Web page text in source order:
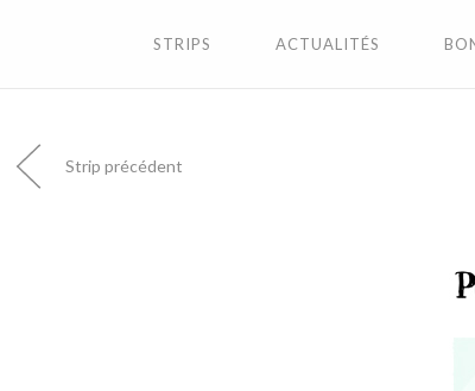
STRIPS ACTUALITÉS
Strip précédent